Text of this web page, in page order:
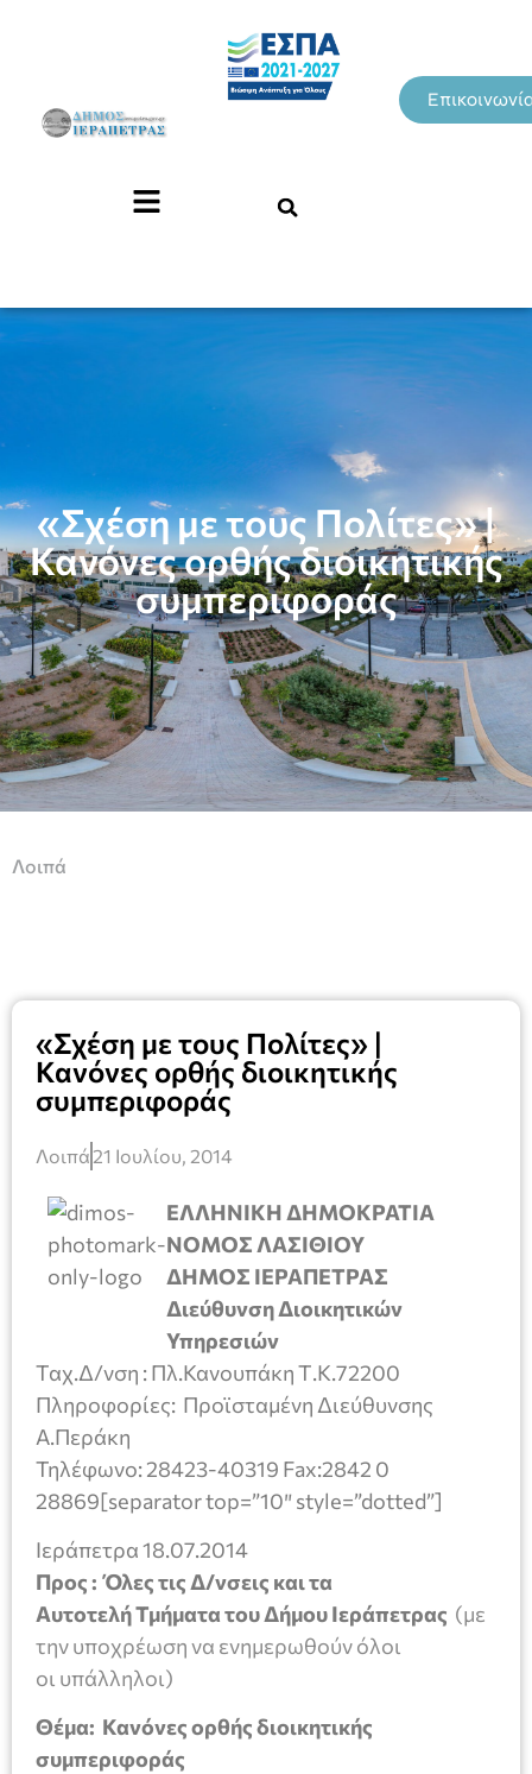
«Σχέση με τους Πολίτες» |
Κανόνες ορθής διοικητικής
συμπεριφοράς
Λοιπά
«Σχέση με τους Πολίτες» |
Κανόνες ορθής διοικητικής
συμπεριφοράς
Λοιπά 21 Ιουλίου, 2014
ΕΛΛΗΝΙΚΗ ΔΗΜΟΚΡΑΤΙΑ
ΝΟΜΟΣ ΛΑΣΙΘΙΟΥ
ΔΗΜΟΣ ΙΕΡΑΠΕΤΡΑΣ
Διεύθυνση Διοικητικών
Υπηρεσιών
Ταχ.Δ/νση : Πλ.Κανουπάκη Τ.Κ.72200
Πληροφορίες: Προϊσταμένη Διεύθυνσης
Α.Περάκη
Τηλέφωνο: 28423-40319 Fax:2842 0
28869[separator top=”10″ style=”dotted”]
Ιεράπετρα 18.07.2014
Προς : Όλες τις Δ/νσεις και τα
Αυτοτελή Τμήματα του Δήμου Ιεράπετρας (με
την υποχρέωση να ενημερωθούν όλοι
οι υπάλληλοι)
Θέμα: Κανόνες ορθής διοικητικής
συμπεριφοράς